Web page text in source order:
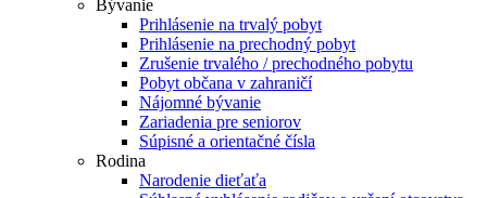
Bývanie
Prihlásenie na trvalý pobyt
Prihlásenie na prechodný pobyt
Zrušenie trvalého / prechodného pobytu
Pobyt občana v zahraničí
Nájomné bývanie
Zariadenia pre seniorov
Súpisné a orientačné čísla
Rodina
Narodenie dieťaťa